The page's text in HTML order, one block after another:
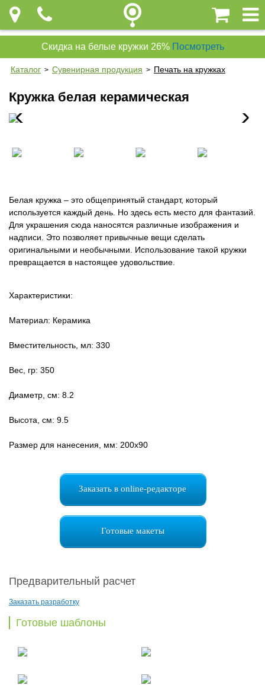
Скидка на белые кружки 26% Посмотреть
Каталог > Сувенирная продукция > Печать на кружках
Кружка белая керамическая
Белая кружка – это общепринятый стандарт, который
используется каждый день. Но здесь есть место для фантазий.
Для украшения сюда наносятся различные изображения и
надписи. Это позволяет привычные вещи сделать
оригинальными и необычными. Использование такой кружки
превращается в настоящее удовольствие.
Характеристики:
Материал: Керамика
Вместительность, мл: 330
Вес, гр: 350
Диаметр, см: 8.2
Высота, см: 9.5
Размер для нанесения, мм: 200х90
Заказать в online-редакторе
Готовые макеты
Предварительный расчет
Заказать разработку
Готовые шаблоны